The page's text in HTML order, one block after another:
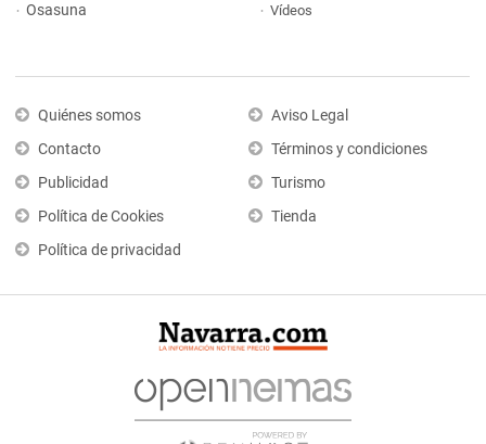
Osasuna
Vídeos
Quiénes somos
Contacto
Publicidad
Política de Cookies
Política de privacidad
Aviso Legal
Términos y condiciones
Turismo
Tienda